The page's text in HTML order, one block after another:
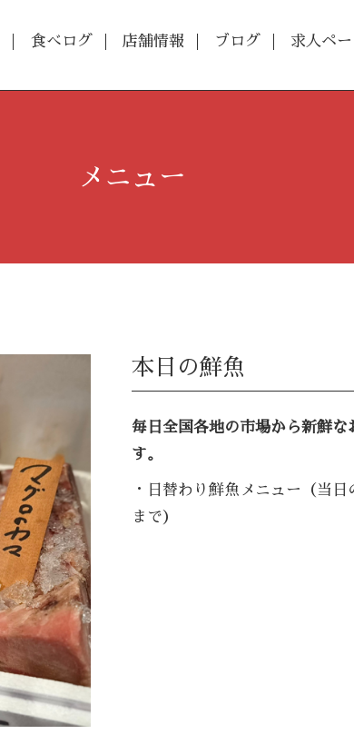
食べログ 店舗情報 ブログ 求人ペ
メニュー
本日の鮮魚
毎日全国各地の市場から新鮮な
す。
・日替わり鮮魚メニュー（当
まで）